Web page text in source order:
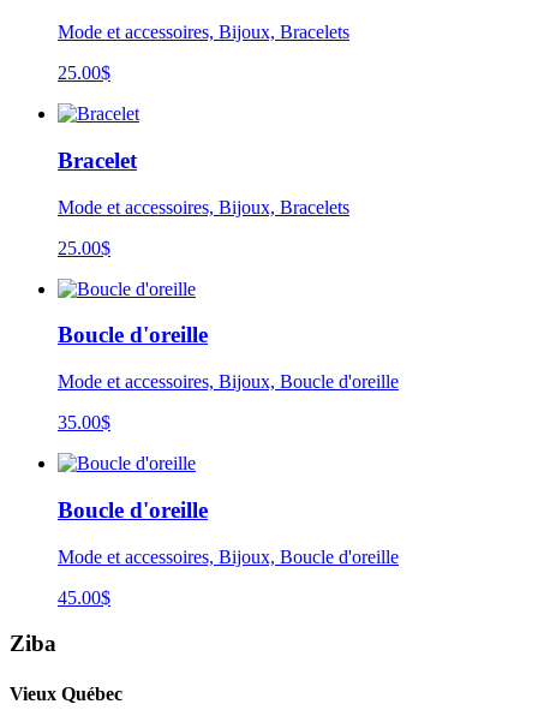
Mode et accessoires, Bijoux, Bracelets
25.00$
Bracelet
Mode et accessoires, Bijoux, Bracelets
25.00$
Boucle d'oreille
Mode et accessoires, Bijoux, Boucle d'oreille
35.00$
Boucle d'oreille
Mode et accessoires, Bijoux, Boucle d'oreille
45.00$
Ziba
Vieux Québec